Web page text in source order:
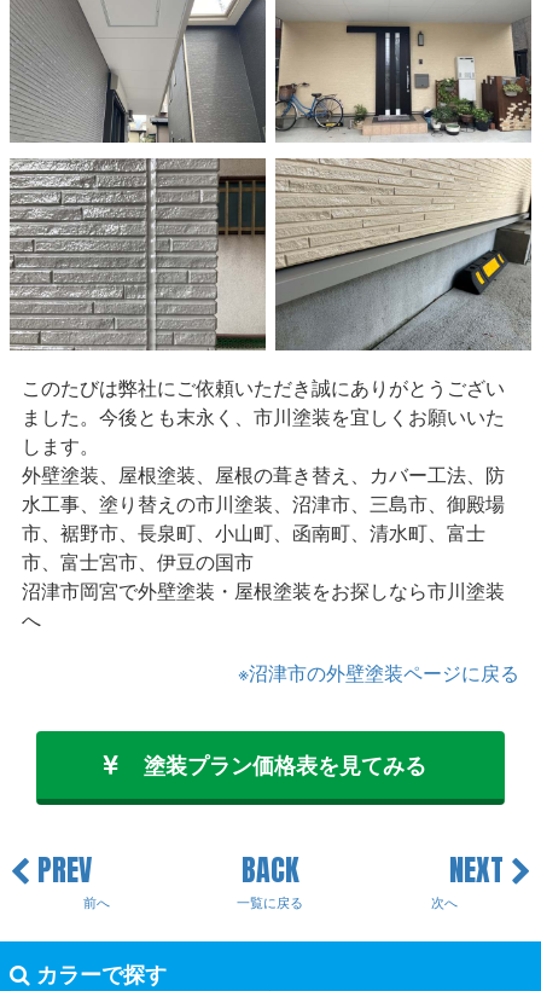
このたびは弊社にご依頼いただき誠にありがとうござい
ました。今後とも末永く、市川塗装を宜しくお願いいた
します。
外壁塗装、屋根塗装、屋根の葺き替え、カバー工法、防
水工事、塗り替えの市川塗装、沼津市、三島市、御殿場
市、裾野市、長泉町、小山町、函南町、清水町、富士
市、富士宮市、伊豆の国市
沼津市岡宮で外壁塗装・屋根塗装をお探しなら市川塗装
へ
※沼津市の外壁塗装ページに戻る
塗装プラン価格表を見てみる
PREV
前へ
BACK
一覧に戻る
NEXT
次へ
カラーで探す